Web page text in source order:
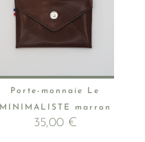
Porte-monnaie Le
MINIMALISTE marron
35,00 €